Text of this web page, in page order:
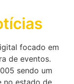
focado em
de eventos.
sendo um
no estado de